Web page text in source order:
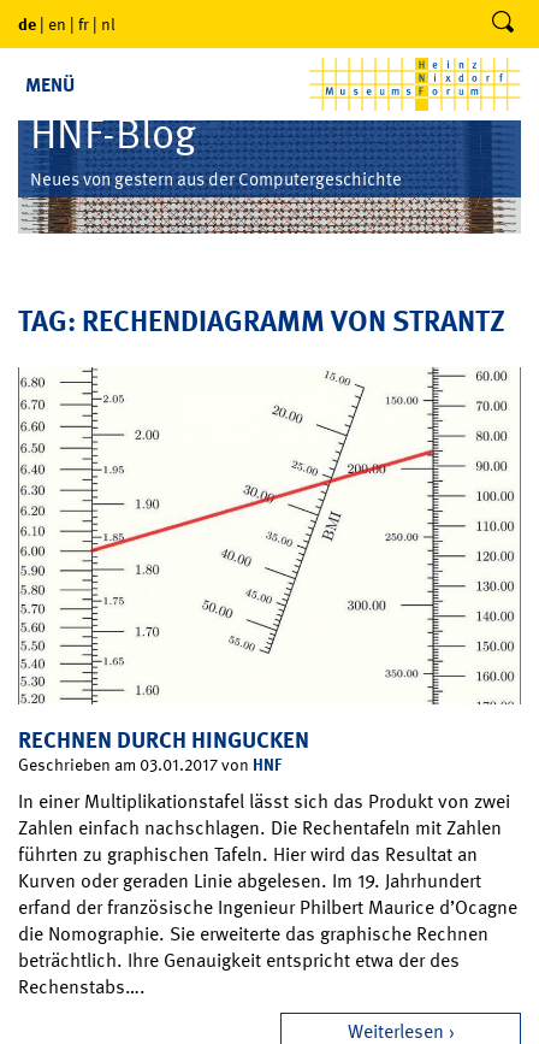
de | en | fr | nl
MENÜ
HNF-Blog
Neues von gestern aus der Computergeschichte
TAG: RECHENDIAGRAMM VON STRANTZ
RECHNEN DURCH HINGUCKEN
Geschrieben am 03.01.2017 von HNF
In einer Multiplikationstafel lässt sich das Produkt von zwei
Zahlen einfach nachschlagen. Die Rechentafeln mit Zahlen
führten zu graphischen Tafeln. Hier wird das Resultat an
Kurven oder geraden Linie abgelesen. Im 19. Jahrhundert
erfand der französische Ingenieur Philbert Maurice d’Ocagne
die Nomographie. Sie erweiterte das graphische Rechnen
beträchtlich. Ihre Genauigkeit entspricht etwa der des
Rechenstabs….
Weiterlesen